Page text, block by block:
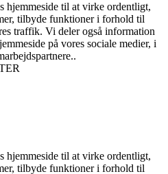
hjemmeside til at virke ordentligt,
tilbyde funktioner i forhold til
traffik. Vi deler også information
på vores sociale medier, i
hjemmeside til at virke ordentligt,
tilbyde funktioner i forhold til